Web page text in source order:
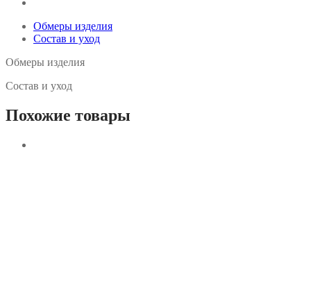
Обмеры изделия
Состав и уход
Обмеры изделия
Состав и уход
Похожие товары